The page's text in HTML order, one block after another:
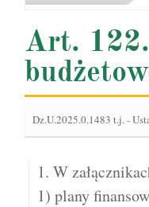
Art.
Dz.U.2025.0.1483 t.j.-
1. W
1) plany